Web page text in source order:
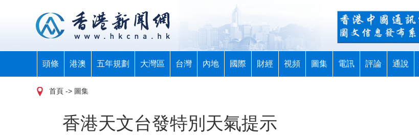
頭條 港澳 五年規劃 大灣區 台灣 內地 國際 財經 視頻 圖集 電訊 評論 通說
首頁 -> 圖集
香港天文台發特別天氣提示